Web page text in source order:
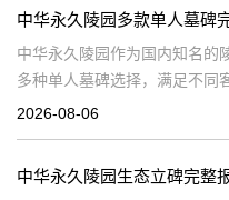
中华永久陵园作为国内知名的
多种单人墓碑选择，满足不同
文将详细介绍中华永久陵园多
2026-08-06